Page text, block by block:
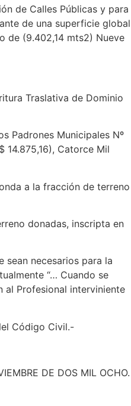
de Calles Públicas y para
de una superficie global
de (9.402,14 mts2) Nueve
Traslativa de Dominio
Padrones Municipales Nº
Catorce Mil
a la fracción de terreno
donadas, inscripta en
sean necesarios para la
“… Cuando se
al Profesional interviniente
Código Civil.-
DE DOS MIL OCHO.